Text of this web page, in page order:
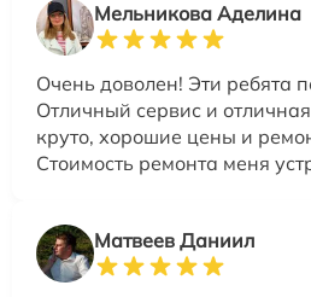
Мельникова Аделина
Очень доволен! Эти ребята
Отличный сервис и
круто, хорошие цены и
Стоимость ремонта меня
Матвеев Даниил